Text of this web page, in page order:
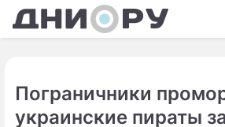
Пограничники
украинские пираты